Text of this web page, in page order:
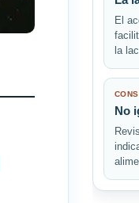
El
la
No